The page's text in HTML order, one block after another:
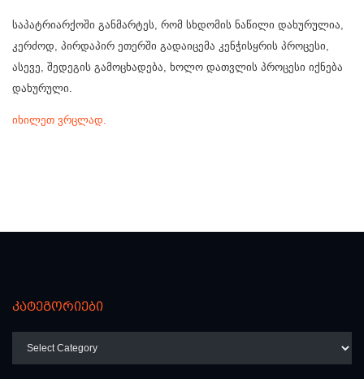
საპატრიარქოში განმარტეს, რომ სხდომის ნაწილი დახურულია,
კერძოდ, პირდაპირ ეთერში გადაიცემა კენჭისყრის პროცესი,
ასევე, შედეგის გამოცხადება, ხოლო დათვლის პროცესი იქნება
დახურული.
იხილეთ ვრცლად.
კატეგორიები